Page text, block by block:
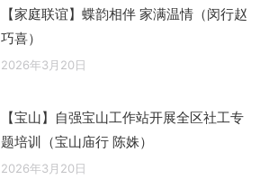
【家庭联谊】蝶韵相伴 家满温情（闵行赵
巧喜）
2026年3月20日
【宝山】自强宝山工作站开展全区社工专
题培训（宝山庙行 陈姝）
2026年3月20日